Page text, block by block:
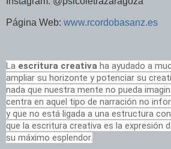
Página Web: www.rcordobasanz.es
La escritura creativa ha ayudado a
ampliar su horizonte y potenciar su
nada que nuestra mente no pueda
centra en aquel tipo de narración no
y que no está ligada a una estructura
que la escritura creativa es la expresión
su máximo esplendor.